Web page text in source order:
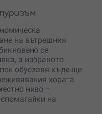
на вътрешния
се
а избраното
обуславя къде ще
хората
ниво –
на